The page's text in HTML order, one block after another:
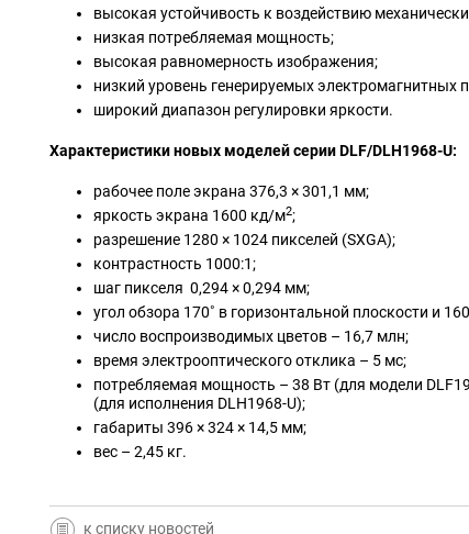
высокая устойчивость к воздействию
низкая потребляемая мощность;
высокая равномерность изображения;
низкий уровень генерируемых электромагнитных
широкий диапазон регулировки яркости.
Характеристики новых моделей серии DLF/DLH1968-U:
рабочее поле экрана 376,3 × 301,1 мм;
яркость экрана 1600 кд/м2;
разрешение 1280 × 1024 пикселей (SXGA);
контрастность 1000:1;
шаг пикселя 0,294 × 0,294 мм;
угол обзора 170˚ в горизонтальной плоскости и
число воспроизводимых цветов – 16,7 млн;
время электрооптического отклика – 5 мс;
потребляемая мощность – 38 Вт (для модели
(для исполнения DLH1968-U);
габариты 396 × 324 × 14,5 мм;
вес – 2,45 кг.
к списку новостей